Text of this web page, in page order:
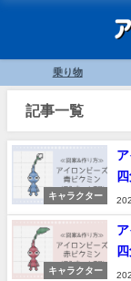
乗り物
記事一覧
キャラクター
キャラクター